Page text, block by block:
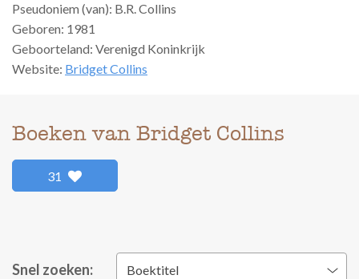
Pseudoniem (van): B.R. Collins
Geboren: 1981
Geboorteland: Verenigd Koninkrijk
Website: Bridget Collins
Boeken van Bridget Collins
31
Snel zoeken: Boektitel